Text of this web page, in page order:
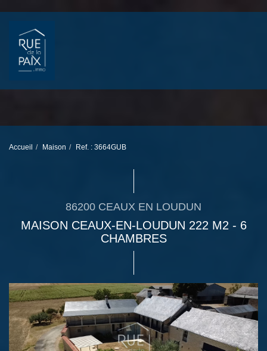
Accueil Maison Ref. : 3664GUB
86200 CEAUX EN LOUDUN
MAISON CEAUX-EN-LOUDUN 222 M2 - 6
CHAMBRES